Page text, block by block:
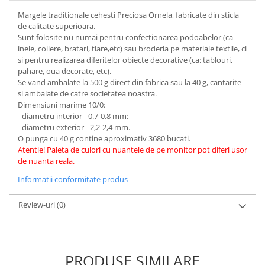
Hartie craft
Carton/Hartie efecte speciale
Carton/Hartie Scrapbooking
Carton/Hartie unicolor
Hartie creponata
Hartie dantelata
Hartie matase
Hartie origami
Hartie reciclata/manuala
Plicuri
Masti
Margele traditionale cehesti Preciosa Ornela, fabricate din sticla
de calitate superioara.
Sunt folosite nu numai pentru confectionarea podoabelor (ca
inele, coliere, bratari, tiare,etc) sau broderia pe materiale textile, ci
si pentru realizarea diferitelor obiecte decorative (ca: tablouri,
pahare, oua decorate, etc).
Se vand ambalate la 500 g direct din fabrica sau la 40 g, cantarite
si ambalate de catre societatea noastra.
Dimensiuni marime 10/0:
- diametru interior - 0.7-0.8 mm;
- diametru exterior - 2,2-2,4 mm.
O punga cu 40 g contine aproximativ 3680 bucati.
Atentie! Paleta de culori cu nuantele de pe monitor pot diferi usor
de nuanta reala.
Informatii conformitate produs
Review-uri(0)
PRODUSE SIMILARE